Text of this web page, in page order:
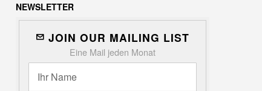
NEWSLETTER
JOIN OUR MAILING LIST
Eine Mail jeden Monat